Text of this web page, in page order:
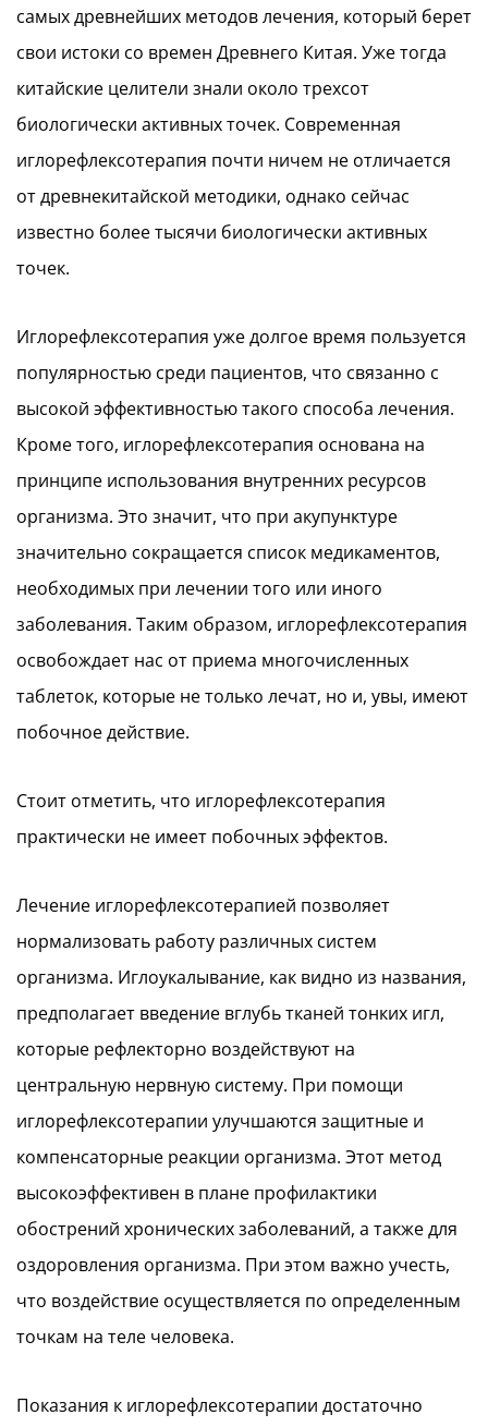
самых древнейших методов лечения, который берет
свои истоки со времен Древнего Китая. Уже тогда
китайские целители знали около трехсот
биологически активных точек. Современная
иглорефлексотерапия почти ничем не отличается
от древнекитайской методики, однако сейчас
известно более тысячи биологически активных
точек.
Иглорефлексотерапия уже долгое время пользуется
популярностью среди пациентов, что связанно с
высокой эффективностью такого способа лечения.
Кроме того, иглорефлексотерапия основана на
принципе использования внутренних ресурсов
организма. Это значит, что при акупунктуре
значительно сокращается список медикаментов,
необходимых при лечении того или иного
заболевания. Таким образом, иглорефлексотерапия
освобождает нас от приема многочисленных
таблеток, которые не только лечат, но и, увы, имеют
побочное действие.
Стоит отметить, что иглорефлексотерапия
практически не имеет побочных эффектов.
Лечение иглорефлексотерапией позволяет
нормализовать работу различных систем
организма. Иглоукалывание, как видно из названия,
предполагает введение вглубь тканей тонких игл,
которые рефлекторно воздействуют на
центральную нервную систему. При помощи
иглорефлексотерапии улучшаются защитные и
компенсаторные реакции организма. Этот метод
высокоэффективен в плане профилактики
обострений хронических заболеваний, а также для
оздоровления организма. При этом важно учесть,
что воздействие осуществляется по определенным
точкам на теле человека.
Показания к иглорефлексотерапии достаточно